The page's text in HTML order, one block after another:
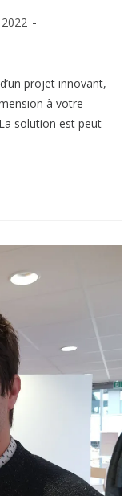
projet innovant,
à votre
solution est peut-